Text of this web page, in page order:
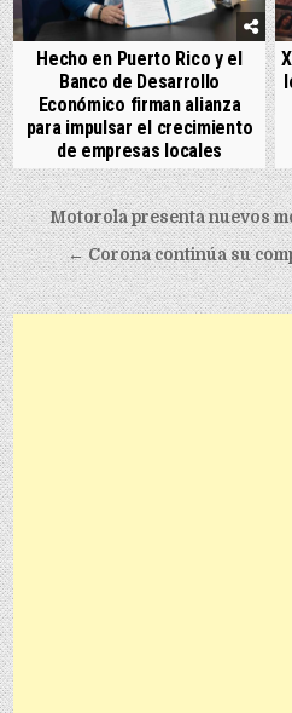
Hecho en Puerto Rico y el
Banco de Desarrollo
Económico firman alianza
para impulsar el crecimiento
de empresas locales
Post navigation
Motorola presenta nuevos
← Corona continúa su